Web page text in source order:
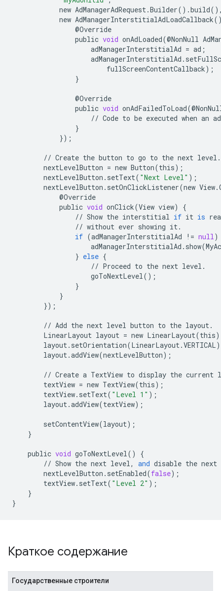
new AdManagerAdRequest.Builder() .build
new AdManagerInterstitialAdLoadCallback
@Override
public void onAdLoaded(@NonNull
adManagerInterstitialAd = ad ;
adManagerInterstitialAd .
fullScreenContentCallback);
}
@Override
public void onAdFailedToLoad(@
// Code to be executed when an ad
}
});
// Create the button to go to the next level .
nextLevelButton = new Button(this);
nextLevelButton . setText( "Next Level" );
nextLevelButton . setOnClickListener(new View.
@Override
public void onClick(View view)
{
// Show the interstitial if it is
// without ever showing it.
if (adManagerInterstitialAd != null)
adManagerInterstitialAd . show(
} else {
// Proceed to the next level .
goToNextLevel();
}
}
});
// Add the next level button to the layout.
LinearLayout layout = new LinearLayout(this
layout. setOrientation(LinearLayout.VERTICAL
layout.addView(nextLevelButton);
// Create a TextView to display the current
textView = new TextView(this);
textView. setText( "Level 1" );
layout.addView(textView);
setContentView(layout);
}
public void goToNextLevel()
{
// Show the next level, and disable the next
nextLevelButton . setEnabled(false);
textView. setText( "Level 2" );
}
}
Краткое содержание
Государственные строители